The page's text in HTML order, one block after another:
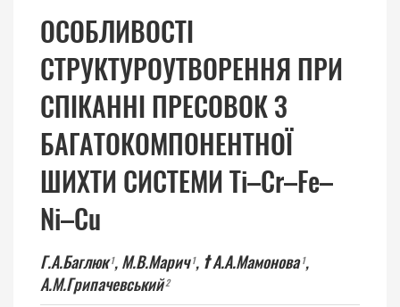
ОСОБЛИВОСТІ
СТРУКТУРОУТВОРЕННЯ ПРИ
СПІКАННІ ПРЕСОВОК З
БАГАТОКОМПОНЕНТНОЇ
ШИХТИ СИСТЕМИ Ti–Cr–Fe–
Ni–Cu
Г.А.Баглюк1, М.В.Марич1, †А.А.Мамонова1,
А.М.Грипачевський2